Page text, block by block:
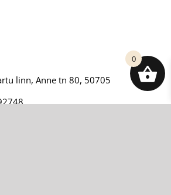
linn, Anne tn 80, 50705
0